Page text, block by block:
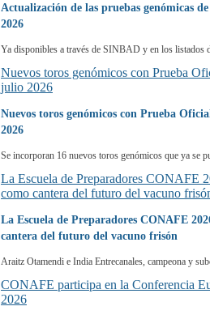
Actualización de las pruebas genómicas
2026
Ya disponibles a través de SINBAD y en los listados
Nuevos toros genómicos con Prueba
julio 2026
Nuevos toros genómicos con Prueba
2026
Se incorporan 16 nuevos toros genómicos que ya se
La Escuela de Preparadores CONAFE
como cantera del futuro del vacuno
La Escuela de Preparadores CONAFE
cantera del futuro del vacuno frisón
Araitz Otamendi e India Entrecanales, campeona y
CONAFE participa en la Conferencia
2026